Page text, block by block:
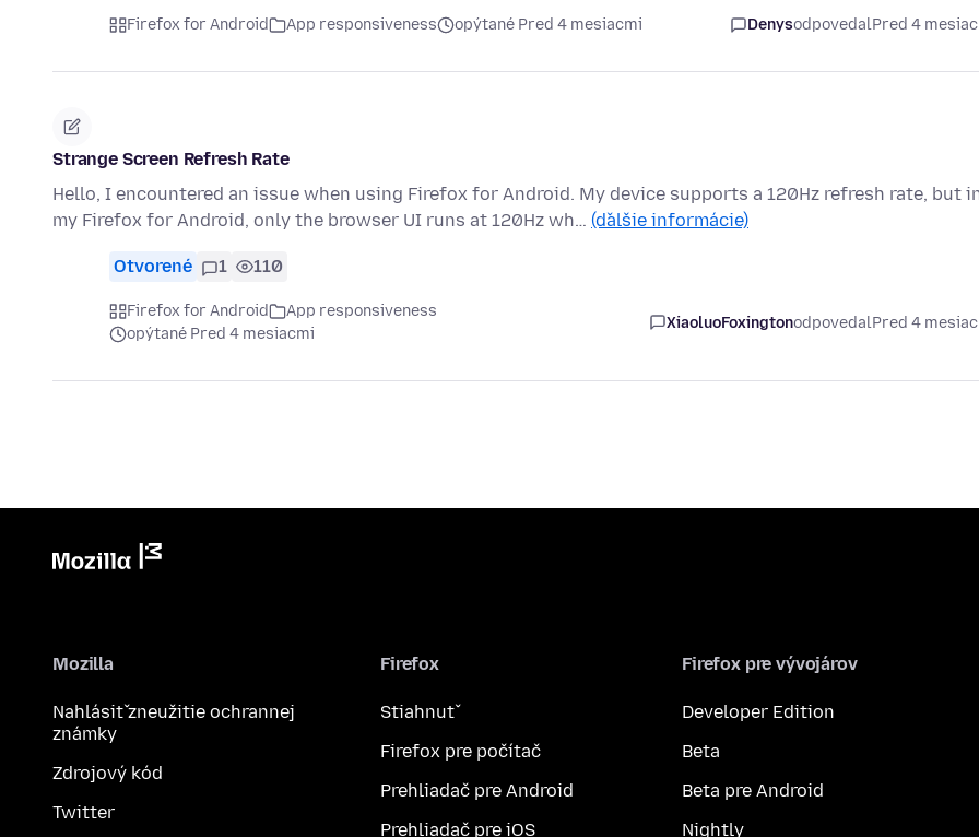
Firefox for Android App responsiveness opýtané Pred 4 mesiacmi DenysodpovedalPred 4
Strange Screen Refresh Rate
Hello, I encountered an issue when using Firefox for Android. My device supports a 120Hz refresh rate, but
my Firefox for Android, only the browser UI runs at 120Hz wh… (ďalšie informácie)
Otvorené 1 110
Firefox for Android
App responsiveness
opýtané Pred 4 mesiacmi
XiaoluoFoxingtonodpovedalPred 4
Mozilla
Nahlásiť zneužitie ochrannej
známky
Zdrojový kód
Twitter
Firefox
Stiahnuť
Firefox pre počítač
Prehliadač pre Android
Prehliadač pre iOS
Firefox pre vývojárov
Developer Edition
Beta
Beta pre Android
Nightly